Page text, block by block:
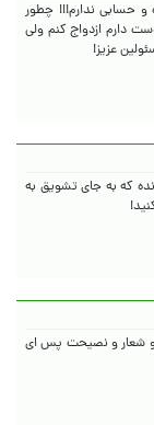
حسابی ندارم!!! چطور
دارم ازدواج کنم ولی
عزیز!
که به جای تشویق به
شعار و نصیحت پس ای